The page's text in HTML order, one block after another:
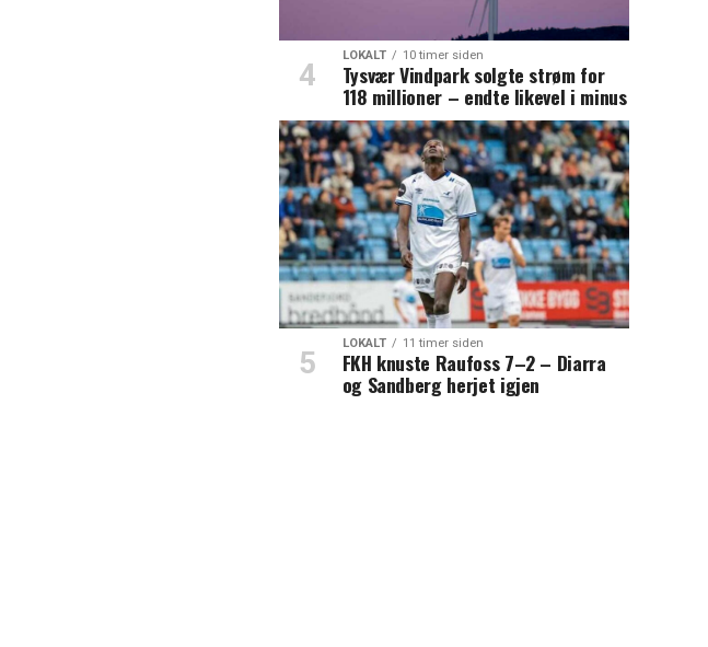
LOKALT 10 timer siden
Tysvær Vindpark solgte strøm for
118 millioner – endte likevel i minus
LOKALT 11 timer siden
FKH knuste Raufoss 7–2 – Diarra
og Sandberg herjet igjen